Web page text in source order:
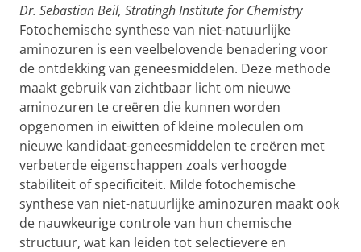
Dr. Sebastian Beil, Stratingh Institute for Chemistry
Fotochemische synthese van niet-natuurlijke
aminozuren is een veelbelovende benadering voor
de ontdekking van geneesmiddelen. Deze methode
maakt gebruik van zichtbaar licht om nieuwe
aminozuren te creëren die kunnen worden
opgenomen in eiwitten of kleine moleculen om
nieuwe kandidaat-geneesmiddelen te creëren met
verbeterde eigenschappen zoals verhoogde
stabiliteit of specificiteit. Milde fotochemische
synthese van niet-natuurlijke aminozuren maakt ook
de nauwkeurige controle van hun chemische
structuur, wat kan leiden tot selectievere en